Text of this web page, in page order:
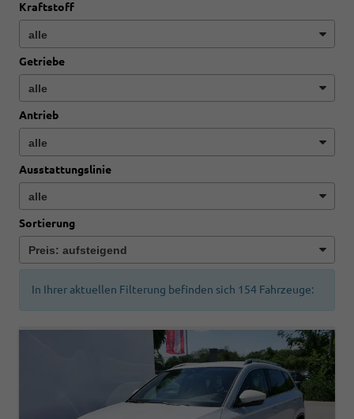
Kraftstoff
Getriebe
Antrieb
Ausstattungslinie
Sortierung
In Ihrer aktuellen Filterung befinden sich 154 Fahrzeuge: